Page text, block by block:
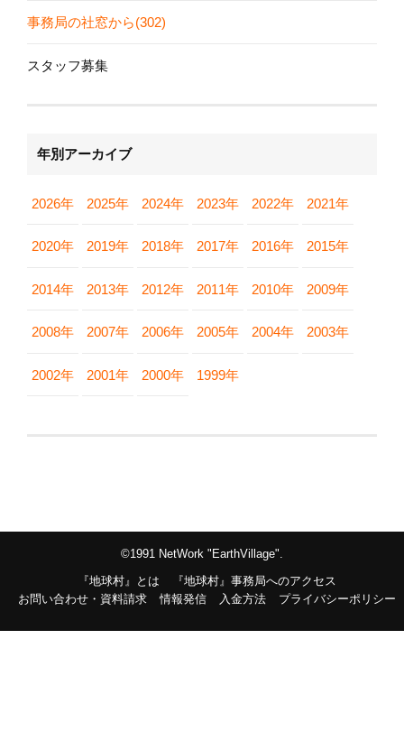
事務局の社窓から(302)
スタッフ募集
年別アーカイブ
2026年 2025年 2024年 2023年 2022年 2021年
2020年 2019年 2018年 2017年 2016年 2015年
2014年 2013年 2012年 2011年 2010年 2009年
2008年 2007年 2006年 2005年 2004年 2003年
2002年 2001年 2000年 1999年
©1991 NetWork "EarthVillage".
『地球村』とは
『地球村』事務局へのアクセス
お問い合わせ・資料請求
情報発信 入金方法 プライバシーポリシー